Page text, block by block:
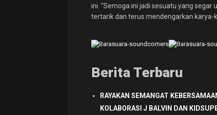
ini. “Semoga ini jadi sesuatu yang
tertarik dan terus mendengarkan karya-
Berita Terbaru
RAYAKAN SEMANGAT
KOLABORASI J BALVIN DAN